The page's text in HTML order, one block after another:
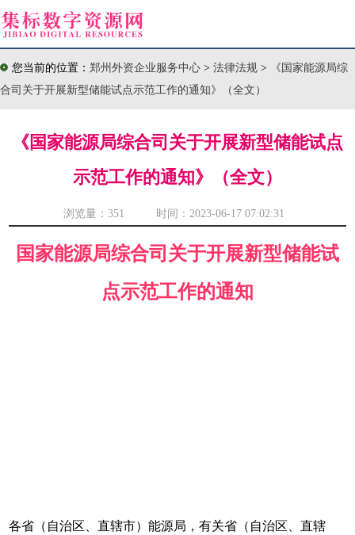
您当前的位置： 郑州外资企业服务中心 > 法律法规 >
《国家能源局综
合司关于开展新型储能试点示范工作的通知》（全文）
《国家能源局综合司关于开展新型储能试点
示范工作的通知》（全文）
浏览量： 351 时间：2023-06-17 07:02:31
国家能源局综合司关于开展新型储能试
点示范工作的通知
各省（自治区、直辖市）能源局，有关省（自治区、直辖